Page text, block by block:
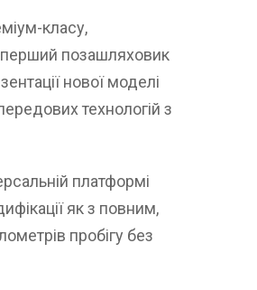
класу,
перший позашляховик
нової моделі
технологій з
платформі
як з повним,
пробігу без